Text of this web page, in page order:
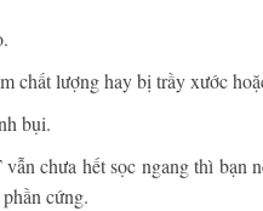
chất lượng hay bị trầy xước
bụi.
chưa hết sọc ngang thì bạn
cứng.